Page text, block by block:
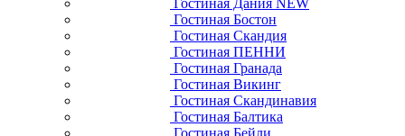
Гостиная Бостон
Гостиная Скандия
Гостиная ПЕННИ
Гостиная Гранада
Гостиная Викинг
Гостиная Скандинавия
Гостиная Балтика
Гостиная Бейли